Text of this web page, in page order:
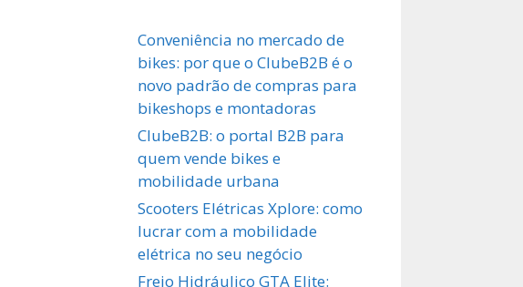
Conveniência no mercado de
bikes: por que o ClubeB2B é o
novo padrão de compras para
bikeshops e montadoras
ClubeB2B: o portal B2B para
quem vende bikes e
mobilidade urbana
Scooters Elétricas Xplore: como
lucrar com a mobilidade
elétrica no seu negócio
Freio Hidráulico GTA Elite: